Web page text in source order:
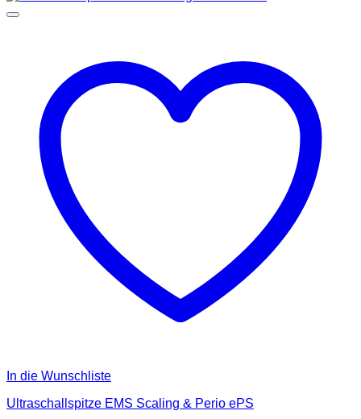
In die Wunschliste
Ultraschallspitze EMS Scaling & Perio ePS